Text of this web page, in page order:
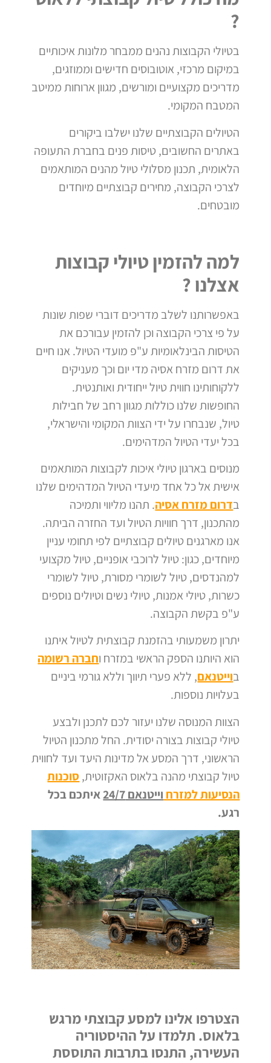
?
בטיולי הקבוצות נהנים ממבחר מלונות איכותיים
במיקום מרכזי, אוטובוסים חדישים וממוזגים,
מדריכים מקצועיים ומורשים, מגוון ארוחות ממיטב
המטבח המקומי.
הטיולים הקבוצתיים שלנו ישלבו ביקורים
באתרים החשובים, טיסות פנים בחברת התעופה
הלאומית, תכנון מסלולי טיול מהנים המותאמים
לצרכי הקבוצה, מחירים קבוצתיים מיוחדים
מובטחים.
למה להזמין טיולי קבוצות
אצלנו ?
באפשרותנו לשלב מדריכים דוברי שפות שונות
על פי צרכי הקבוצה וכן להזמין עבורכם את
הטיסות הבינלאומיות ע"פ מועדי הטיול. אנו חיים
את דרום מזרח אסיה מדי יום וכך מעניקים
ללקוחותינו חווית טיול ייחודית ואותנטית.
החופשות שלנו כוללות מגוון רחב של חבילות
טיול, שנבחרו על ידי הצוות המקומי והישראלי,
בכל יעדי הטיול המדהימים.
מנוסים בארגון טיולי איכות לקבוצות המותאמים
אישית אל כל אחד מיעדי הטיול המדהימים שלנו
בדרום מזרח אסיה. תהנו מליווי ותמיכה
מהתכנון, דרך חוויות הטיול ועד החזרה הביתה.
אנו מארגנים טיולים קבוצתיים לפי תחומי עניין
מיוחדים, כגון: טיול לרוכבי אופניים, טיול מקצועי
למהנדסים, טיול לשומרי מסורת, טיול לשומרי
כשרות, טיולי אמנות, טיולי נשים וטיולים נוספים
ע"פ בקשת הקבוצה.
יתרון משמעותי בהזמנת קבוצתית לטיול איתנו
הוא היותנו הספק הראשי במזרח וחברה רשומה
בוייטנאם, ללא פערי תיווך וללא גורמי ביניים
בעלויות נוספות.
הצוות המנוסה שלנו יעזור לכם לתכנן ולבצע
טיולי קבוצות בצורה יסודית. החל מתכנון הטיול
הראשוני, דרך המסע אל מדינות היעד ועד לחווית
טיול קבוצתי מהנה בלאוס האקזוטית,סוכנות
הנסיעות למזרח וייטנאם 24/7
איתכם בכל
רגע.
הצטרפו אלינו למסע קבוצתי מרגש
בלאוס. תלמדו על ההיסטוריה
העשירה, התנסו בתרבות התוססת